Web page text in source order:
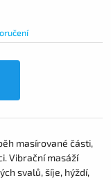
masírované části,
Vibrační masáží
svalů, šíje, hýždí,